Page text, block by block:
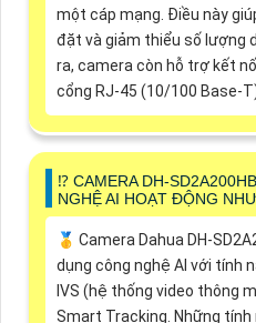
một cáp mạng. Điều này
đặt và giảm thiểu số lượng
ra, camera còn hỗ trợ kết
cổng RJ-45 (10/100 Base-
⁉️ CAMERA DH-
NGHỆ AI HOẠT ĐỘNG
🥇 Camera Dahua DH-
dụng công nghệ AI với tính
IVS (hệ thống video thông
Smart Tracking. Những tính